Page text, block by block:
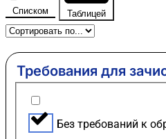
Списком Таблицей
Требования для
Без требований к